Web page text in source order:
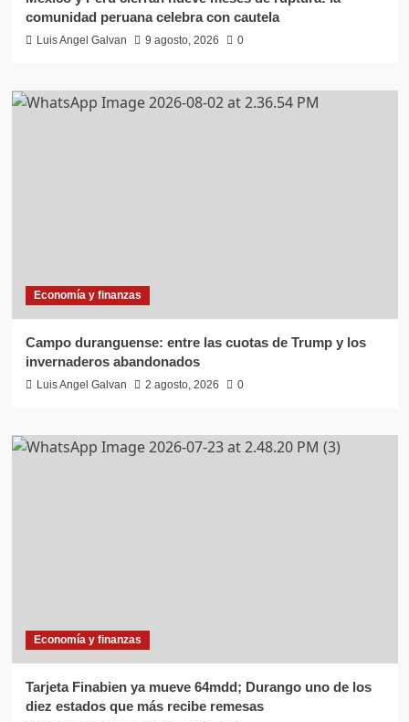
comunidad peruana celebra con cautela
Luis Angel Galvan 9 agosto, 2026 0
Economía y finanzas
Campo duranguense: entre las cuotas de Trump y los
invernaderos abandonados
Luis Angel Galvan 2 agosto, 2026 0
Economía y finanzas
Tarjeta Finabien ya mueve 64mdd; Durango uno de los
diez estados que más recibe remesas